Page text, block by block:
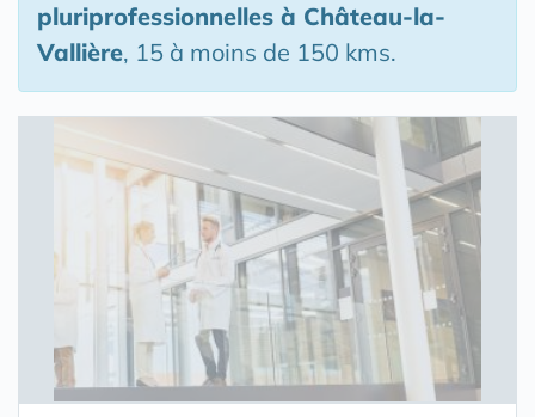
pluriprofessionnelles à Château-la-
Vallière, 15 à moins de 150 kms.